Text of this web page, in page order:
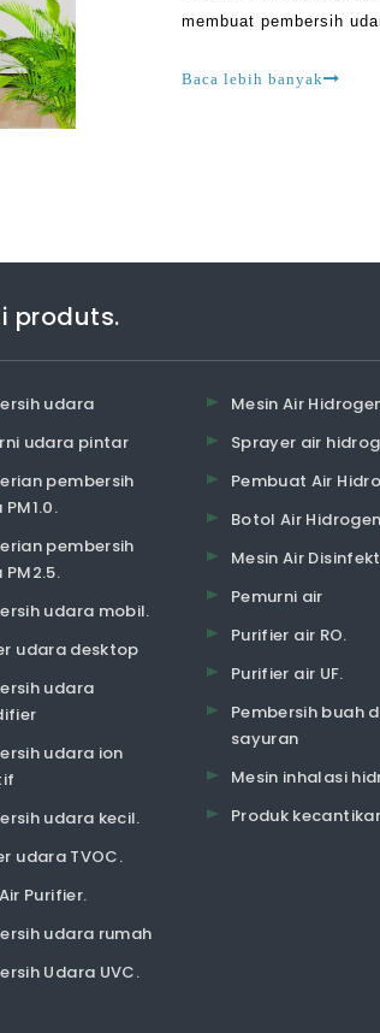
membuat pembersih
tersedia, Tech
Baca lebih banyak
produts.
udara
udara pintar
pembersih
pembersih
udara mobil.
udara desktop
udara
udara ion
udara kecil.
udara TVOC.
Purifier.
udara rumah
Udara UVC.
Mesin Air
Sprayer air
Pembuat Air
Botol Air Hidrogen
Mesin Air
Pemurni air
Purifier air RO.
Purifier air UF.
Pembersih buah
sayuran
Mesin inhalasi
Produk